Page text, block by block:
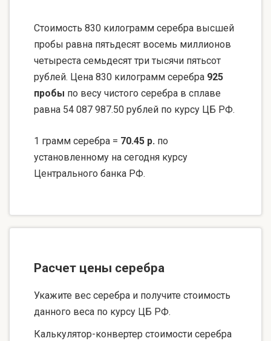
Стоимость 830 килограмм серебра высшей
пробы равна пятьдесят восемь миллионов
четыреста семьдесят три тысячи пятьсот
рублей. Цена 830 килограмм серебра 925
пробы по весу чистого серебра в сплаве
равна 54 087 987.50 рублей по курсу ЦБ РФ.
1 грамм серебра = 70.45 р. по
установленному на сегодня курсу
Центрального банка РФ.
Расчет цены серебра
Укажите вес серебра и получите стоимость
данного веса по курсу ЦБ РФ.
Калькулятор-конвертер стоимости серебра